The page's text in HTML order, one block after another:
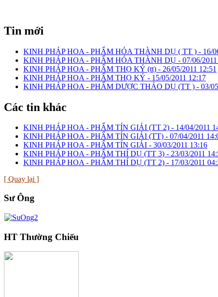
Tin mới
KINH PHÁP HOA - PHẨM HÓA THÀNH DỤ ( TT ) - 16/
KINH PHÁP HOA - PHẨM HÓA THÀNH DỤ - 07/06/
KINH PHÁP HOA - PHẨM THỌ KÝ (tt) - 26/05/2011 12:51
KINH PHÁP HOA - PHẨM THỌ KÝ - 15/05/2011 12:17
KINH PHÁP HOA - PHẨM DƯỢC THẢO DỤ (TT ) - 03/
Các tin khác
KINH PHÁP HOA - PHẨM TÍN GIẢI (TT 2) - 14/04/2011
KINH PHÁP HOA - PHẨM TÍN GIẢI (TT) - 07/04/2011
KINH PHÁP HOA - PHẨM TÍN GIẢI - 30/03/2011 13:16
KINH PHÁP HOA - PHẨM THÍ DỤ (TT 3) - 23/03/2011
KINH PHÁP HOA - PHẨM THÍ DỤ (TT 2) - 17/03/2011
[ Quay lại ]
Sư Ông
HT Thường Chiếu